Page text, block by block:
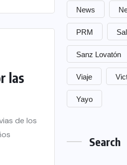
las
de los
News
PRM
Sanz Lovatón
Viaje
Yayo
Search